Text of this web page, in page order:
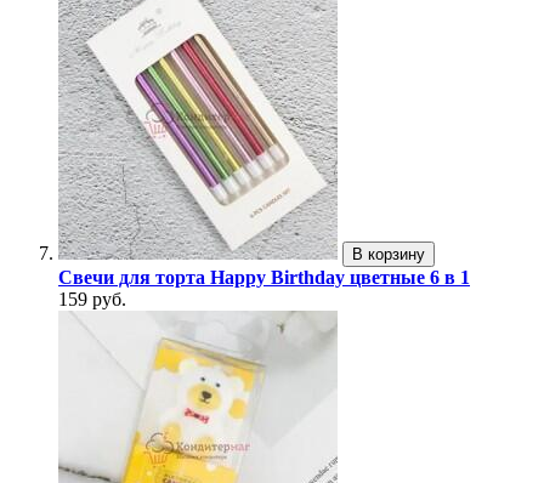
В корзину
Свечи для торта Happy Birthday цветные 6 в 1
159 руб.